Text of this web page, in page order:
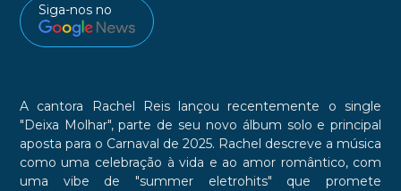
Siga-nos no
A cantora Rachel Reis lançou recentemente o single
"Deixa Molhar", parte de seu novo álbum solo e principal
aposta para o Carnaval de 2025. Rachel descreve a música
como uma celebração à vida e ao amor romântico, com
uma vibe de "summer eletrohits" que promete